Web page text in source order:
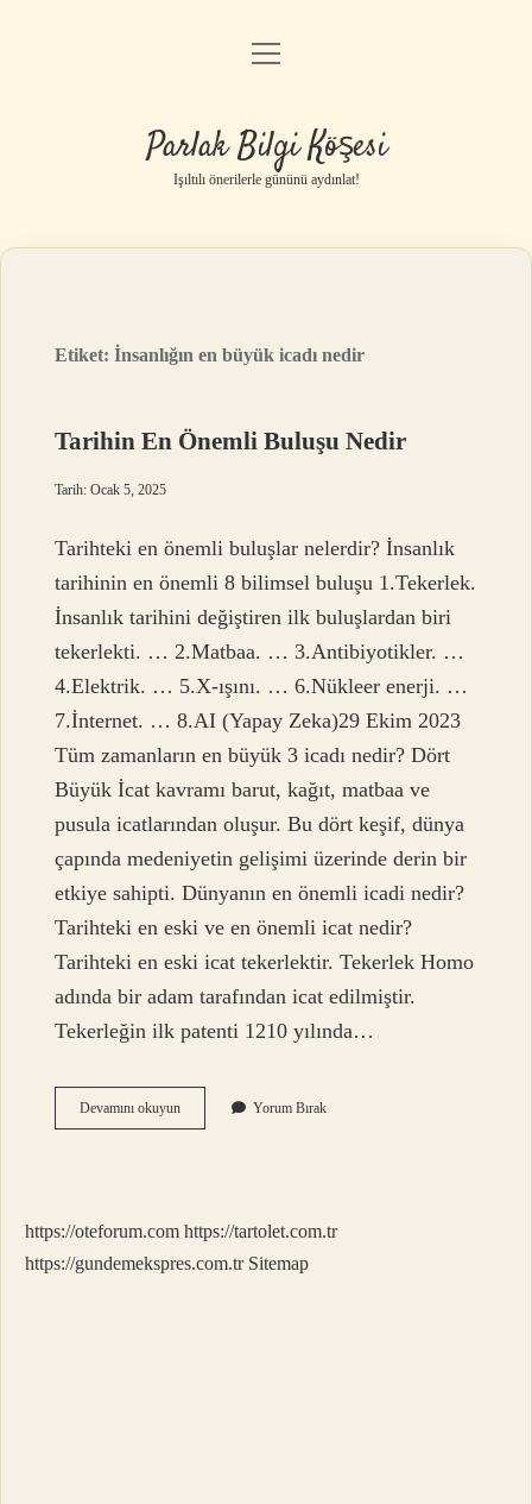
Anasayfa
Yasal Uyarı
menüyü
Parlak Bilgi Köşesi
Işıltılı önerilerle gününü aydınlat!
Etiket:İnsanlığın en büyük icadı nedir
Tarihin En Önemli Buluşu Nedir
Tarih: Ocak 5, 2025
Tarihteki en önemli buluşlar nelerdir? İnsanlık
tarihinin en önemli 8 bilimsel buluşu 1.Tekerlek.
İnsanlık tarihini değiştiren ilk buluşlardan biri
tekerlekti. … 2.Matbaa. … 3.Antibiyotikler. …
4.Elektrik. … 5.X-ışını. … 6.Nükleer enerji. …
7.İnternet. … 8.AI (Yapay Zeka)29 Ekim 2023
Tüm zamanların en büyük 3 icadı nedir? Dört
Büyük İcat kavramı barut, kağıt, matbaa ve
pusula icatlarından oluşur. Bu dört keşif, dünya
çapında medeniyetin gelişimi üzerinde derin bir
etkiye sahipti. Dünyanın en önemli icadi nedir?
Tarihteki en eski ve en önemli icat nedir?
Tarihteki en eski icat tekerlektir. Tekerlek Homo
adında bir adam tarafından icat edilmiştir.
Tekerleğin ilk patenti 1210 yılında…
Devamını okuyunTarihin
En
Yorum Bırak
https://oteforum.com https://tartolet.com.tr
https://gundemekspres.com.tr Sitemap